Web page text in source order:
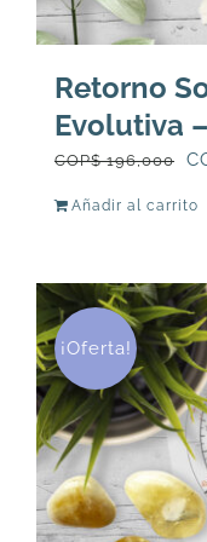
Retorno
Evolutiva
COP$196,000
El
Añadir al carrito
¡Oferta!